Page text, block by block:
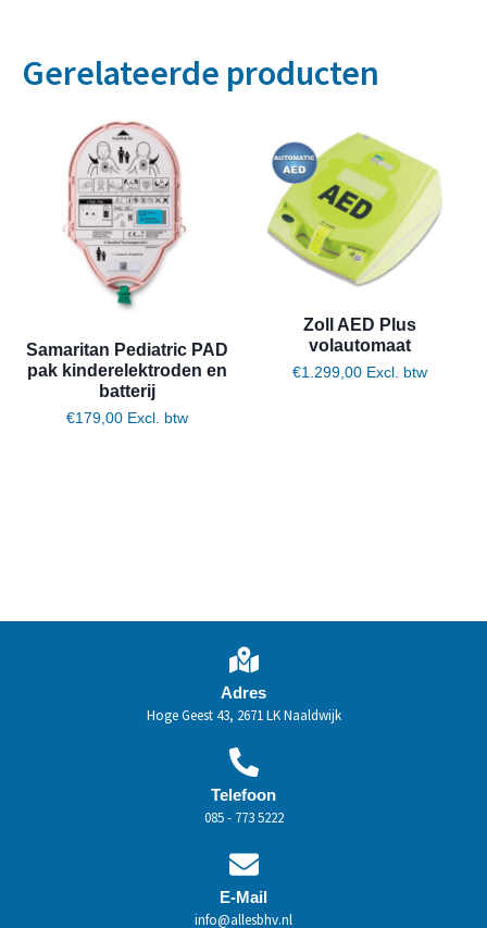
Gerelateerde producten
Samaritan Pediatric PAD
pak kinderelektroden en
batterij
€179,00 Excl. btw
Zoll AED Plus
volautomaat
€1.299,00 Excl. btw
Adres
Hoge Geest 43, 2671 LK Naaldwijk
Telefoon
085 - 773 5222
E-Mail
info@allesbhv.nl